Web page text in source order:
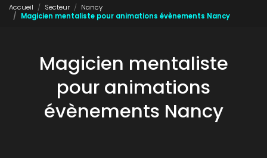
Accueil Secteur
Nancy
Magicien mentaliste pour animations évènements Nancy
Magicien mentaliste
pour animations
évènements Nancy